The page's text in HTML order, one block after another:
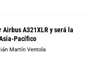
A321XLR y será la
Pacífico
Martín Ventola